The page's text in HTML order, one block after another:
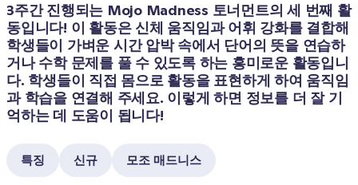
3주간 진행되는 Mojo Madness 토너먼트의 세 번째 활
동입니다! 이 활동은 신체 움직임과 어휘 강화를 결합해
학생들이 가벼운 시간 압박 속에서 단어의 뜻을 연습하
거나 수학 문제를 풀 수 있도록 하는 흥미로운 활동입니
다. 학생들이 직접 몸으로 활동을 표현하게 하여 움직임
과 학습을 연결해 주세요. 이렇게 하면 정보를 더 잘 기
억하는 데 도움이 됩니다!
특징 신규 모조 매드니스